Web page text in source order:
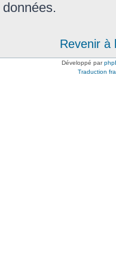
Revenir à
Développé par
Traduction